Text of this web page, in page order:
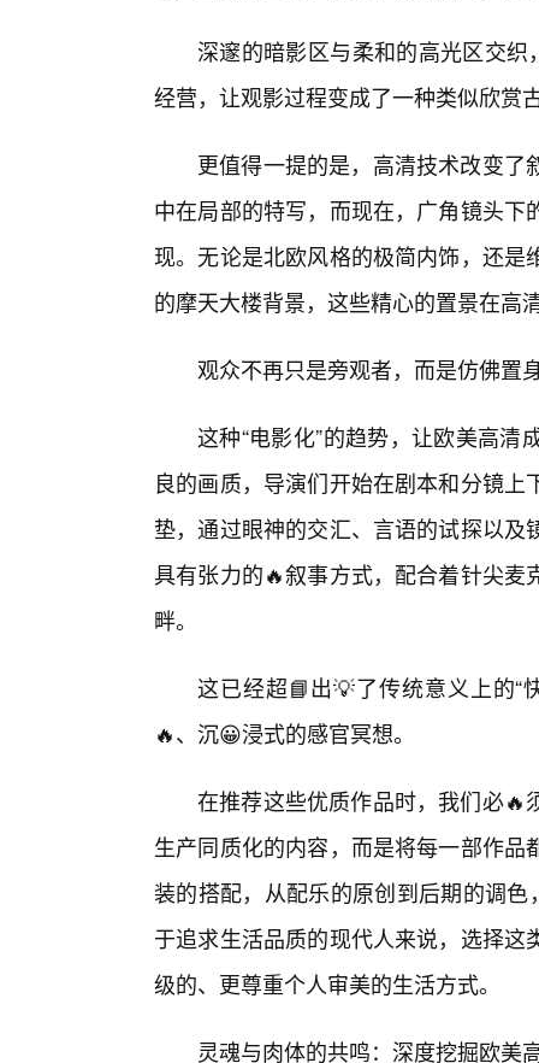
深邃的暗影区与柔和的高光区交织
经营，让观影过程变成了一种类似欣赏
更值得一提的是，高清技术改变
中在局部的特写，而现在，广角镜头
现。无论是北欧风格的极简内饰，还
的摩天大楼背景，这些精心的置景在高
观众不再只是旁观者，而是仿佛置
这种“电影化”的趋势，让欧美高
良的画质，导演们开始在剧本和分镜
垫，通过眼神的交汇、言语的试探以
具有张力的🔥叙事方式，配合着针尖
畔。
这已经超📘出💡了传统意义上的“
🔥、沉😀浸式的感官冥想。
在推荐这些优质作品时，我们必🔥
生产同质化的内容，而是将每一部作
装的搭配，从配乐的原创到后期的调
于追求生活品质的现代人来说，选择
级的、更尊重个人审美的生活方式。
灵魂与肉体的共鸣：深度挖掘欧美